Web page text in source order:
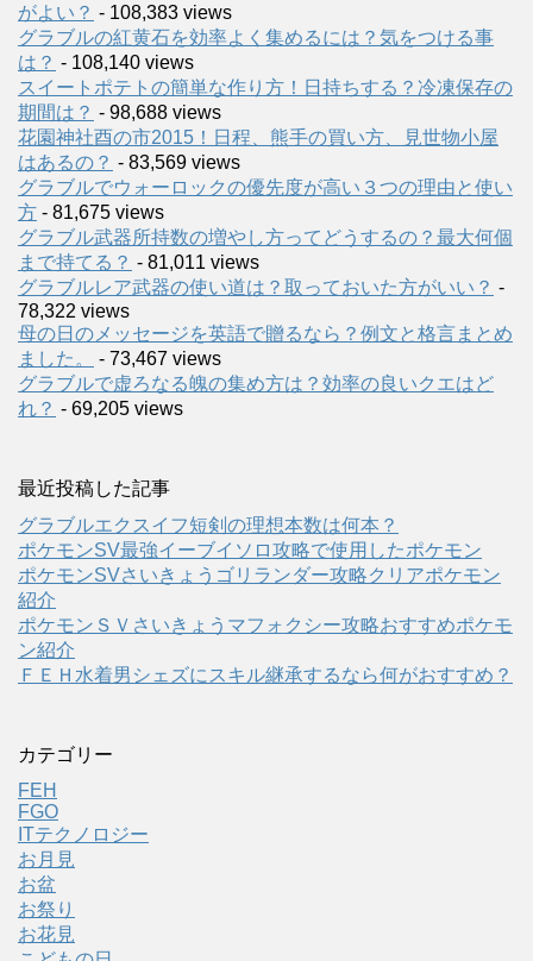
がよい？ - 108,383 views
グラブルの紅黄石を効率よく集めるには？気をつける事
は？ - 108,140 views
スイートポテトの簡単な作り方！日持ちする？冷凍保存の
期間は？ - 98,688 views
花園神社酉の市2015！日程、熊手の買い方、見世物小屋
はあるの？ - 83,569 views
グラブルでウォーロックの優先度が高い３つの理由と使い
方 - 81,675 views
グラブル武器所持数の増やし方ってどうするの？最大何個
まで持てる？ - 81,011 views
グラブルレア武器の使い道は？取っておいた方がいい？ -
78,322 views
母の日のメッセージを英語で贈るなら？例文と格言まとめ
ました。
- 73,467 views
グラブルで虚ろなる魄の集め方は？効率の良いクエはど
れ？ - 69,205 views
最近投稿した記事
グラブルエクスイフ短剣の理想本数は何本？
ポケモンSV最強イーブイソロ攻略で使用したポケモン
ポケモンSVさいきょうゴリランダー攻略クリアポケモン
紹介
ポケモンＳＶさいきょうマフォクシー攻略おすすめポケモ
ン紹介
ＦＥＨ水着男シェズにスキル継承するなら何がおすすめ？
カテゴリー
FEH
FGO
ITテクノロジー
お月見
お盆
お祭り
お花見